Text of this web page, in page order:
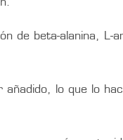
de beta-alanina,
lo que lo